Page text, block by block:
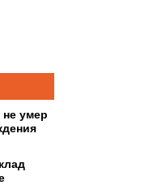
не умер